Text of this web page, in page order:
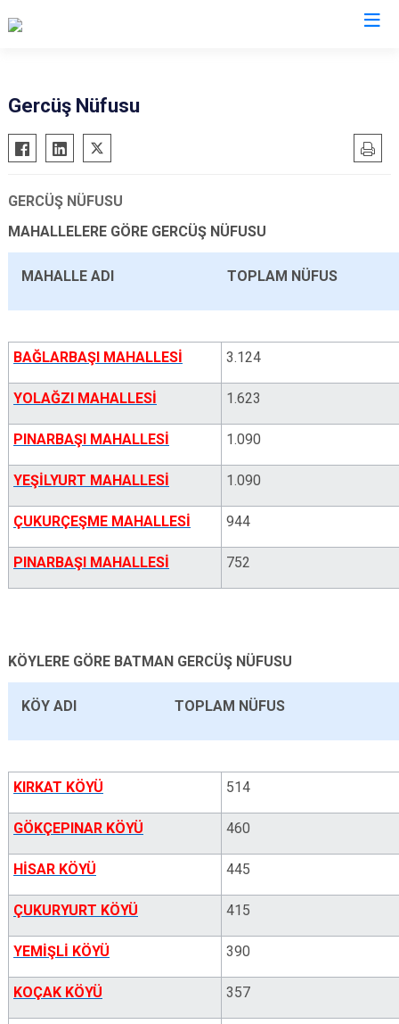
Beşiri
Gercüş
Hasankeyf
Kozluk
Sason
Gercüş Nüfusu
GERCÜŞ NÜFUSU
MAHALLELERE GÖRE GERCÜŞ NÜFUSU
MAHALLE ADI TOPLAM NÜFUS
BAĞLARBAŞI MAHALLESİ 3.124
YOLAĞZI MAHALLESİ 1.623
PINARBAŞI MAHALLESİ 1.090
YEŞİLYURT MAHALLESİ 1.090
ÇUKURÇEŞME MAHALLESİ 944
PINARBAŞI MAHALLESİ 752
KÖYLERE GÖRE BATMAN GERCÜŞ NÜFUSU
KÖY ADI TOPLAM NÜFUS
KIRKAT KÖYÜ 514
GÖKÇEPINAR KÖYÜ 460
HİSAR KÖYÜ 445
ÇUKURYURT KÖYÜ 415
YEMİŞLİ KÖYÜ 390
KOÇAK KÖYÜ 357